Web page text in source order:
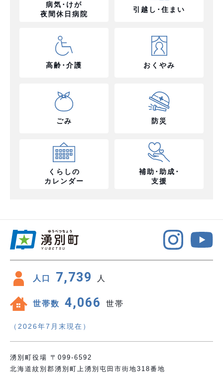
病気･けが
夜間休日病院
引越し･住まい
高齢･介護 おくやみ
ごみ 防災
くらしの
カレンダー
補助･助成･
支援
人口 7,739 人
世帯数 4,066 世帯
（2026年7月末現在）
湧別町役場 〒099-6592
北海道紋別郡湧別町上湧別屯田市街地318番地